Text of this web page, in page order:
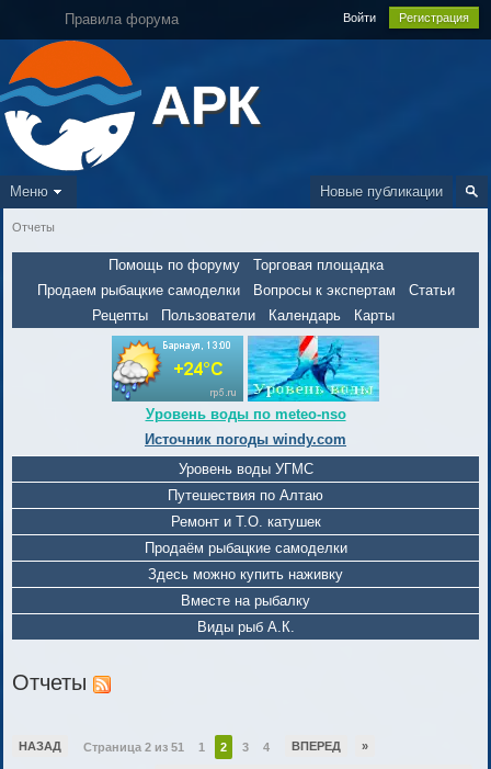
Правила форума Войти Регистрация
АРК
Новые публикации
Меню
Отчеты
Помощь по форуму
Торговая площадка
Продаем рыбацкие самоделки
Вопросы к экспертам
Статьи
Рецепты
Пользователи Календарь Карты
Уровень воды по meteo-nso
Источник погоды windy.com
Уровень воды УГМС
Путешествия по Алтаю
Ремонт и Т.О. катушек
Продаём рыбацкие самоделки
Здесь можно купить наживку
Вместе на рыбалку
Виды рыб А.К.
Отчеты
НАЗАД Страница 2 из 51 1 2 3 4 ВПЕРЕД »